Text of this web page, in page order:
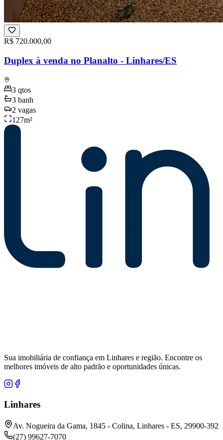
R$ 720.000,00
Duplex à venda no Planalto - Linhares/ES
3 qtos
3 banh
2 vagas
127m²
Sua imobiliária de confiança em Linhares e região. Encontre os
melhores imóveis de alto padrão e oportunidades únicas.
Linhares
Av. Nogueira da Gama, 1845 - Colina, Linhares - ES, 29900-392
(27) 99627-7070